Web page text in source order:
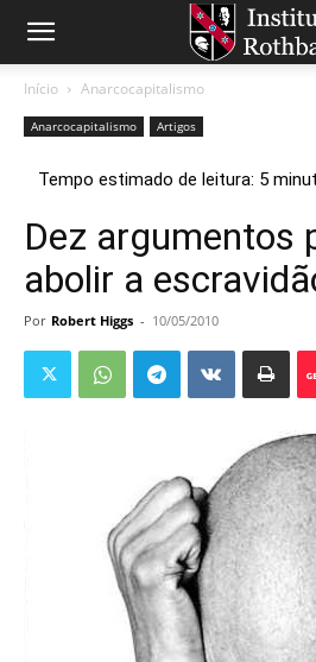
Início Anarcocapitalismo
Anarcocapitalismo Artigos
Dez argumentos
abolir a
Por Robert Higgs - 10/05/2010